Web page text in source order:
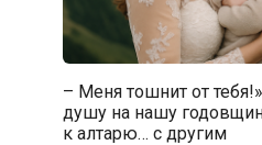
– Меня тошнит от
душу на нашу
к алтарю… с другим